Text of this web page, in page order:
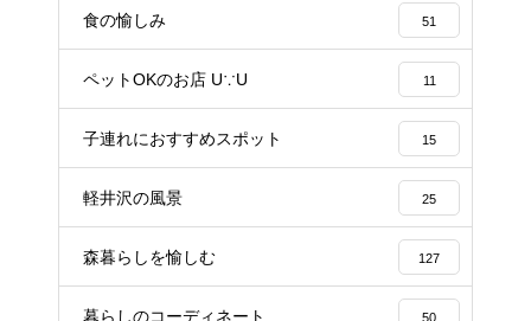
食の愉しみ 51
ペットOKのお店 U∵U 11
子連れにおすすめスポット 15
軽井沢の風景 25
森暮らしを愉しむ 127
暮らしのコーディネート 50